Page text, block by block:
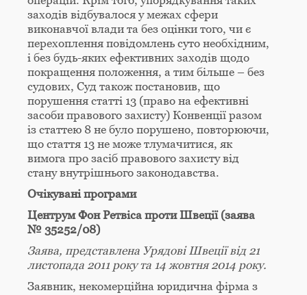
заходів відбувалося у межах сфери
виконавчої влади та без оцінки того, чи є
перехоплення повідомлень суто необхідним,
і без будь-яких ефективних заходів щодо
покращення положення, а тим більше – без
судових, Суд також постановив, що
порушення статті 13 (право на ефективні
засоби правового захисту) Конвенції разом
із статтею 8 не було порушено, повторюючи,
що стаття 13 не може тлумачитися, як
вимога про засіб правового захисту від
стану внутрішнього законодавства.
Очікувані програми
Центрум Фон Ретвіса проти Швеції (заява
№ 35252/08)
Заява, представлена Урядові Швеції від 21
листопада 2011 року та 14 жовтня 2014 року.
Заявник, некомерційна юридична фірма з